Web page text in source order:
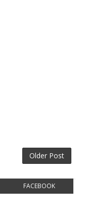
Older Post
FACEBOOK